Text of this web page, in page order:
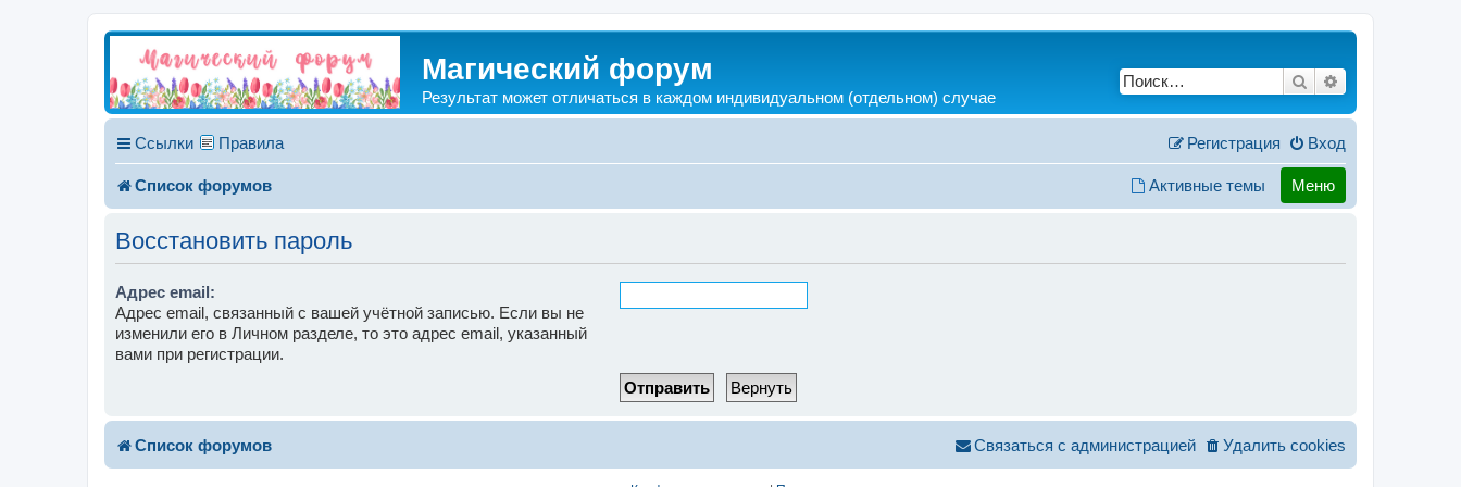
Магический форум
Результат может отличаться в каждом индивидуальном (отдельном) случае
Поиск
Ссылки Правила Вход
Регистрация
Список форумов Активные темы Меню
Восстановить пароль
Адрес email:
Адрес email, связанный с вашей учётной записью. Если вы не
изменили его в Личном разделе, то это адрес email, указанный
вами при регистрации.
Список форумов Удалить cookies
Связаться с администрацией